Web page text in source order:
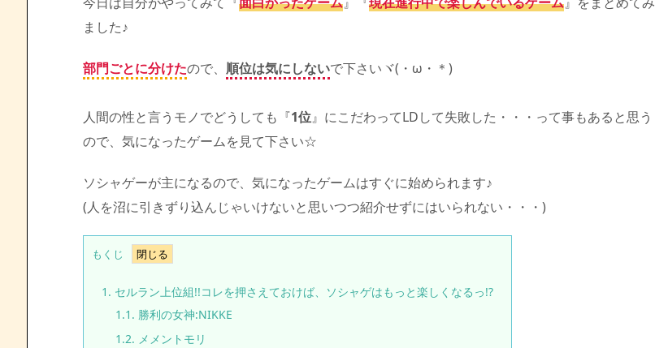
ました♪
部門ごとに分けたので、 順位は気にしないで下さいヾ(・ω・＊)
人間の性と言うモノでどうしても『1位』にこだわってLDして失敗した・・・って事もあると思う
ので、気になったゲームを見て下さい☆
ソシャゲーが主になるので、気になったゲームはすぐに始められます♪
(人を沼に引きずり込んじゃいけないと思いつつ紹介せずにはいられない・・・)
もくじ
1. セルラン上位組!!コレを押さえておけば、ソシャゲはもっと楽しくなるっ!?
1.1. 勝利の女神:NIKKE
1.2. メメントモリ